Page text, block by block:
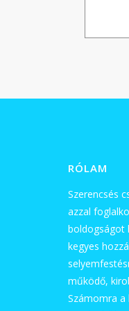
RÓLAM
Szerencsés
azzal
boldogságot
kegyes
működő,
Számomra a